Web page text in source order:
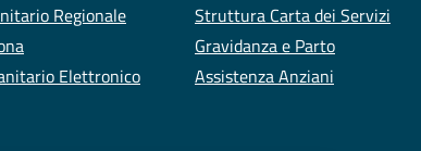
Regionale
Elettronico
Struttura Carta dei Servizi
Gravidanza e Parto
Assistenza Anziani